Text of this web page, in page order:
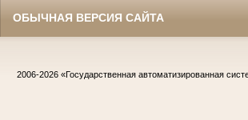
ОБЫЧНАЯ ВЕРСИЯ САЙТА
2006-2026 «Государственная автоматизированная